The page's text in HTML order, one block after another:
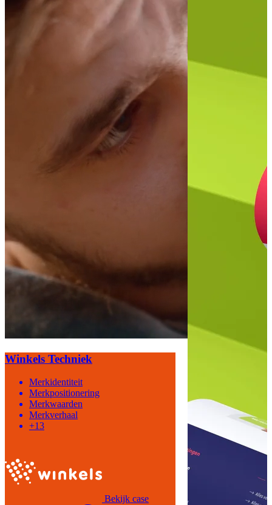
Winkels Techniek
Merkidentiteit
Merkpositionering
Merkwaarden
Merkverhaal
+13
Bekijk case